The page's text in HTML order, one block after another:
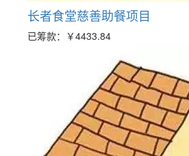
长者食堂慈善助餐项目
已筹款： ￥4433.84